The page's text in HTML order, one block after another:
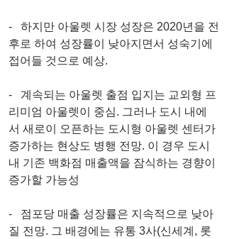
-   하지만 아울렛 시장 성장은 2020년을 전
후로 하여 성장률이 낮아지면서 성숙기에
접어들 것으로 예상.
-   계속되는 아울렛 출점 입지는 교외형 프
리미엄 아울렛이 중심. 그러나 도시 내에
서 새로이 오픈하는 도시형 아울렛 센터가
증가하는 현상도 병행 전망. 이 경우 도시
내 기존 백화점 매출액을 잠식하는 경향이
증가할 가능성
-   점포당 매출 성장률은 지속적으로 낮아
질 전망. 그 배경에는 유통 3사(신세계, 롯